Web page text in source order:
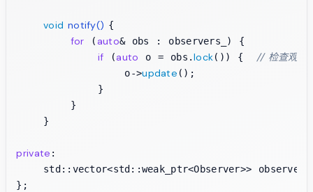
void notify() {
for ( auto& obs : observers_) {
if (auto o = obs.lock()) { // 检查观察
                o->
update ();
            }
        }
    }
private :
std::vector<std::weak_ptr<Observer>>